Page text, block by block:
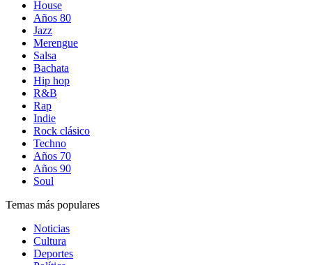
House
Años 80
Jazz
Merengue
Salsa
Bachata
Hip hop
R&B
Rap
Indie
Rock clásico
Techno
Años 70
Años 90
Soul
Temas más populares
Noticias
Cultura
Deportes